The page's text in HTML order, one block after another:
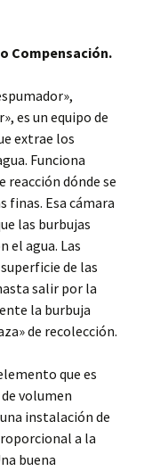
Compensación.
es un equipo de
extrae los
Funciona
reacción dónde se
finas. Esa cámara
las burbujas
el agua. Las
de las
salir por la
la burbuja
de recolección.
que es
volumen
instalación de
a la
buena